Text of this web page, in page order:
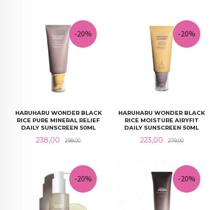
HARUHARU WONDER BLACK
RICE PURE MINERAL RELIEF
DAILY SUNSCREEN 50ML
Tilbud
238,00 298,00Rabatt
-20%
HARUHARU WONDER BLACK
RICE MOISTURE AIRYFIT
DAILY SUNSCREEN 50ML
Tilbud
223,00 279,00Rabatt
-20%
-20% -20%